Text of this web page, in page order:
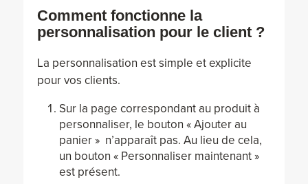
Comment fonctionne la
personnalisation pour le client ?
La personnalisation est simple et explicite
pour vos clients.
Sur la page correspondant au produit à
personnaliser, le bouton « Ajouter au
panier » n’apparaît pas. Au lieu de cela,
un bouton « Personnaliser maintenant »
est présent.